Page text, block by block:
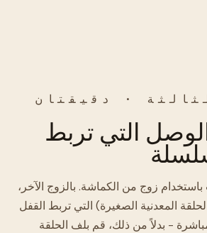
· دقيقتان
التي تربط
زوج من الكماشة. بالزوج الآخر،
المعدنية الصغيرة) التي تربط القفل
- بدلاً من ذلك، قم بلف الحلقة